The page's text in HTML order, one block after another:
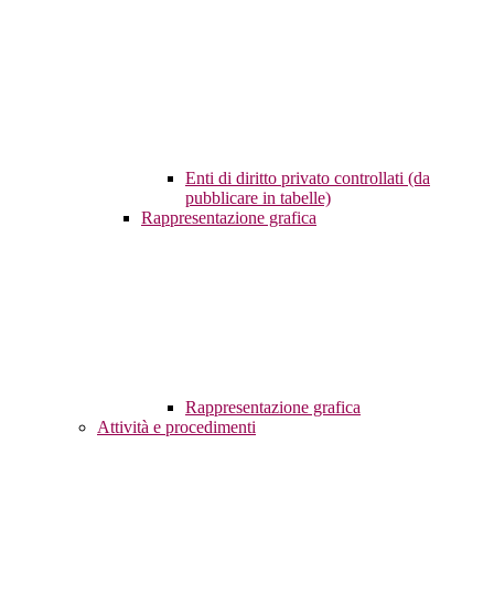
Enti di diritto privato controllati (da
pubblicare in tabelle)
Rappresentazione grafica
Rappresentazione grafica
Attività e procedimenti